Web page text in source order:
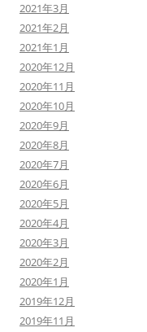
2021年3月
2021年2月
2021年1月
2020年12月
2020年11月
2020年10月
2020年9月
2020年8月
2020年7月
2020年6月
2020年5月
2020年4月
2020年3月
2020年2月
2020年1月
2019年12月
2019年11月